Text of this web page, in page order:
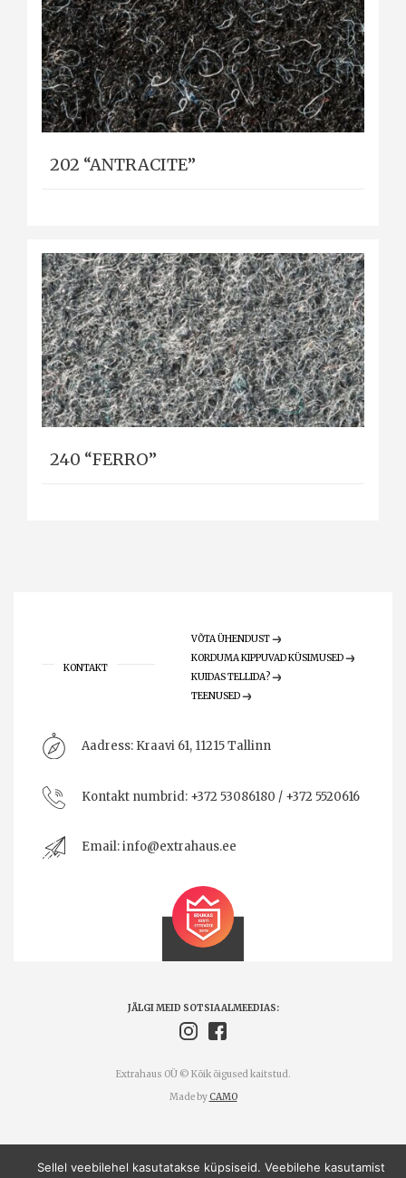
202 “ANTRACITE”
240 “FERRO”
KONTAKT
VÕTA ÜHENDUST
KORDUMA KIPPUVAD KÜSIMUSED
KUIDAS TELLIDA?
TEENUSED
Aadress: Kraavi 61, 11215 Tallinn
Kontakt numbrid: +372 53086180 / +372 5520616
Email:info@extrahaus.ee
Extrahaus OÜ © Kõik õigused kaitstud.
JÄLGI MEID SOTSIAALMEEDIAS:
Made by CAMO
Sellel veebilehel kasutatakse küpsiseid. Veebilehe kasutamist